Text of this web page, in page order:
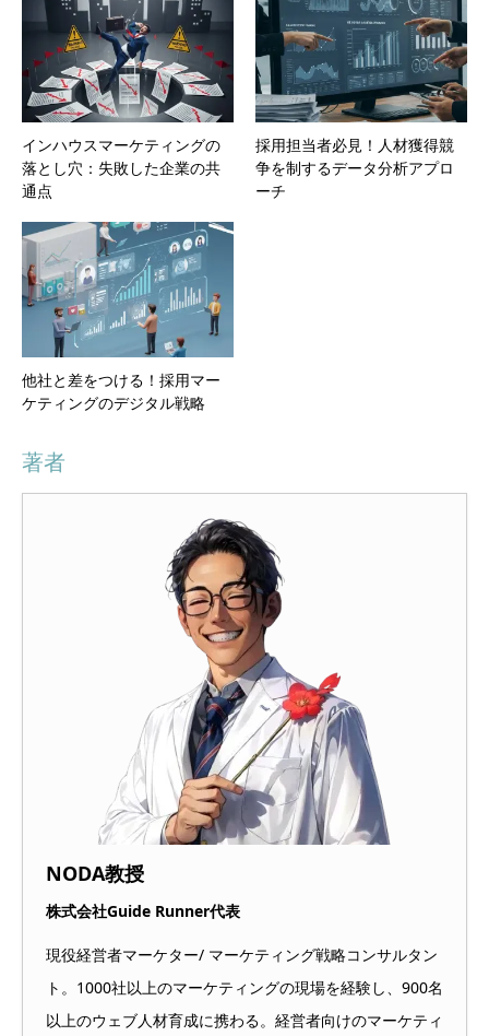
インハウスマーケティングの
落とし穴：失敗した企業の共
通点
採用担当者必見！人材獲得競
争を制するデータ分析アプロ
ーチ
他社と差をつける！採用マー
ケティングのデジタル戦略
著者
NODA教授
株式会社Guide Runner代表
現役経営者マーケター/ マーケティング戦略コンサルタン
ト。1000社以上のマーケティングの現場を経験し、900名
以上のウェブ人材育成に携わる。経営者向けのマーケティ